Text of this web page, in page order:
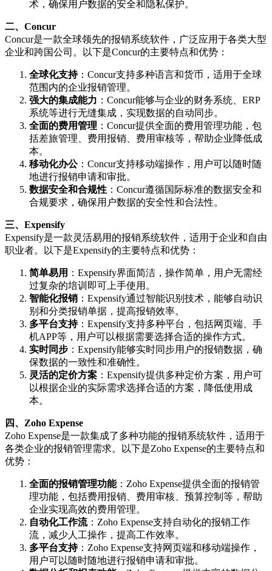
术，确保用户数据的安全和隐私保护。
二、Concur
Concur是一款全球领先的报销系统软件，广泛应用于各类大型
企业和跨国公司。以下是Concur的主要特点和优势：
全球化支持：Concur支持多种语言和货币，适用于全球
范围内的企业报销管理。
强大的集成能力 ：Concur能够与企业的财务系统、ERP
系统等进行无缝集成，实现数据的自动同步。
全面的费用管理 ：Concur提供全面的费用管理功能，包
括差旅管理、费用报销、费用审核等，帮助企业降低成
本。
移动化办公：Concur支持移动端操作，用户可以随时随
地进行报销申请和审批。
数据安全和合规性 ：Concur遵循国际标准的数据安全和
合规要求，确保用户数据的安全性和合法性。
三、Expensify
Expensify是一款灵活易用的报销系统软件，适用于企业和自由
职业者。以下是Expensify的主要特点和优势：
简单易用 ：Expensify界面简洁，操作简单，用户无需经
过复杂的培训即可上手使用。
智能化报销 ：Expensify通过智能识别技术，能够自动识
别和分类报销单据，提高报销效率。
多平台支持：Expensify支持多种平台，包括网页端、手
机APP等，用户可以根据需要选择合适的操作方式。
实时同步 ：Expensify能够实时同步用户的报销数据，确
保数据的一致性和准确性。
灵活的定价方案 ：Expensify提供多种定价方案，用户可
以根据企业的实际需求选择合适的方案，降低使用成
本。
四、Zoho Expense
Zoho Expense是一款集成了多种功能的报销系统软件，适用于
各类企业的报销管理需求。以下是Zoho Expense的主要特点和
优势：
全面的报销管理功能：Zoho Expense提供全面的报销管
理功能，包括费用报销、费用审核、预算控制等，帮助
企业实现高效的费用管理。
自动化工作流：Zoho Expense支持自动化的报销工作
流，减少人工操作，提高工作效率。
多平台支持：Zoho Expense支持网页端和移动端操作，
用户可以随时随地进行报销申请和审批。